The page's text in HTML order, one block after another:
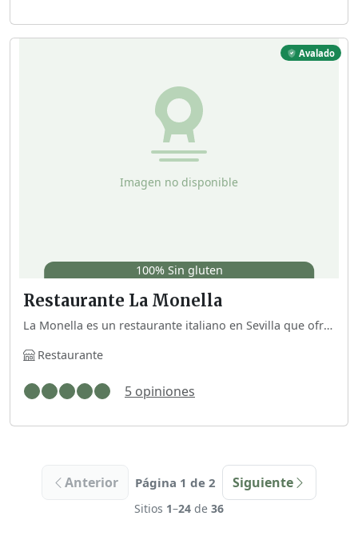
100% Sin gluten
Avalado
Restaurante La Monella
La Monella es un restaurante italiano en Sevilla que ofrece un menú 100% sin gluten. Además, está avalado por la Red Sevilla Sin Gluten, lo que respalda su compromiso con la seguridad alimentaria para celiacos.
Restaurante
5 opiniones
Anterior Página 1 de 2 Siguiente
Sitios 1–24 de 36